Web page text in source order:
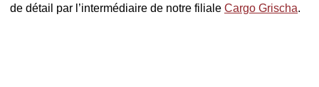
de détail par l’intermédiaire de notre filiale Cargo Grischa.